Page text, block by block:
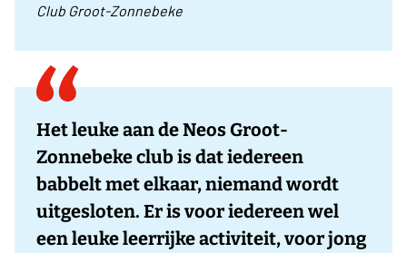
Club Groot-Zonnebeke
Het leuke aan de Neos Groot-
Zonnebeke club is dat iedereen
babbelt met elkaar, niemand wordt
uitgesloten. Er is voor iedereen wel
een leuke leerrijke activiteit, voor jong